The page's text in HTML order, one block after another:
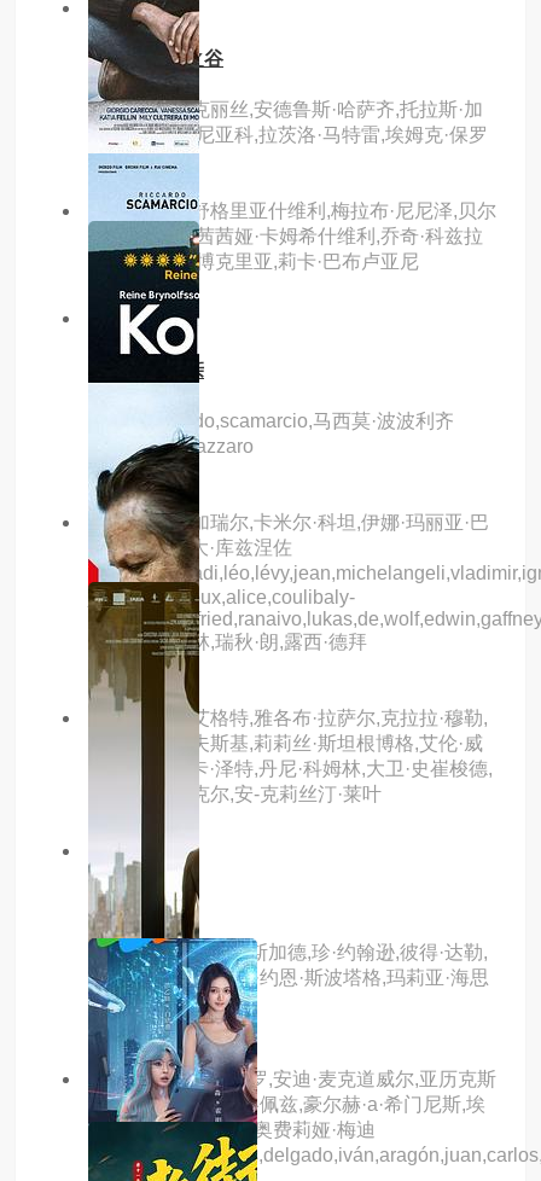
6.0分 hd中字
瓦兰：天使之谷
主演：夏巴·克丽丝,安德鲁斯·哈萨齐,托拉斯·加
博尔,朱丽叶·尼亚科,拉茨洛·马特雷,埃姆克·保罗
主演：伊娅·舒格里亚什维利,梅拉布·尼尼泽,贝尔
塔·卡帕瓦,特茜茜娅·卡姆希什维利,乔奇·科兹拉
娃,玛丽亚姆·博克里亚,莉卡·巴布卢亚尼
8.0分 hd中字
我的陌生父亲
主演：riccardo,scamarcio,马西莫·波波利齐
奥,augusto,zazzaro
主演：路易·加瑞尔,卡米尔·科坦,伊娜·玛丽亚·巴
泰特,亚历山大·库兹涅佐
夫
jeannine,leroux,alice,coulibaly-
格莱戈尔·科林,瑞秋·朗,露西·德拜
主演：玛伦·艾格特,雅各布·拉萨尔,克拉拉·穆勒,
弗兰茨·罗戈夫斯基,莉莉丝·斯坦根博格,艾伦·威
廉姆斯,依尔卡·泽特,丹尼·科姆林,大卫·史崔梭德,
沃尔夫冈·迈克尔,安-克莉丝汀·莱叶
6.0分 hd中字
乌鸦
主演：瓦尔特·斯卡斯加德,珍·约翰逊,彼得·达勒,
瑞内·拜诺索恩,杨思·约恩·斯波塔格,玛莉亚·海思
坎恩,罗杰·斯多姆
主演：弗兰克·格里罗,安迪·麦克道威尔,亚历克斯
·马克尼科尔,乔治·洛佩兹,豪尔赫·a·希门尼斯,埃
斯梅拉达·皮门特尔,奥费莉娅·梅迪
纳